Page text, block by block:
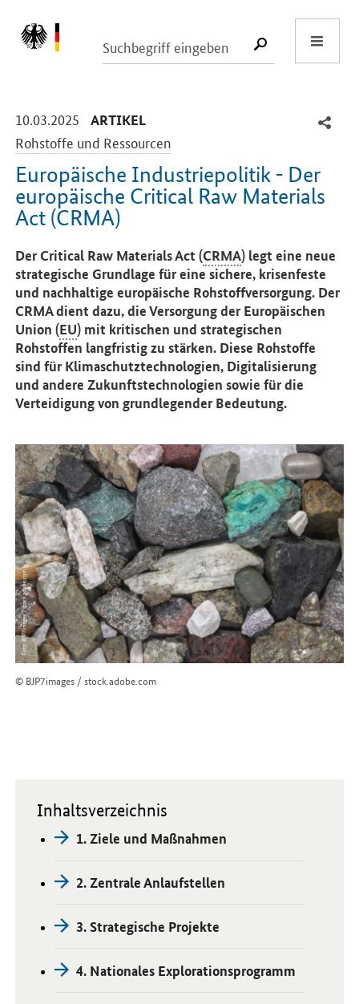
SUCHE
10.03.2025 -
ARTIKEL
Rohstoffe und Ressourcen
Europäische Industriepolitik - Der
europäische Critical Raw Materials
Act (CRMA)
Einleitung
Der Critical Raw Materials Act (CRMA) legt eine neue
strategische Grundlage für eine sichere, krisenfeste
und nachhaltige europäische Rohstoffversorgung. Der
CRMA dient dazu, die Versorgung der Europäischen
Union (EU) mit kritischen und strategischen
Rohstoffen langfristig zu stärken. Diese Rohstoffe
sind für Klimaschutztechnologien, Digitalisierung
und andere Zukunftstechnologien sowie für die
Verteidigung von grundlegender Bedeutung.
© BJP7images / stock.adobe.com
Inhaltsverzeichnis
1. Ziele und Maßnahmen
2. Zentrale Anlaufstellen
3. Strategische Projekte
4. Nationales Explorationsprogramm